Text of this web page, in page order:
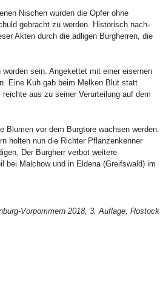
Nischen wurden die Opfer ohne
gebracht zu werden. Historisch nach-
Akten durch die adligen Burgherren, die
sein. Angekettet mit einer eisernen
Eine Kuh gab beim Melken Blut statt
aus zu seiner Verurteilung auf dem
Blumen vor dem Burgtore wachsen werden.
holten nun die Richter Pflanzenkenner
Der Burgherr verbot weitere
bei Malchow und in Eldena (Greifswald) im
Vorpommern 2018, 3. Auflage, Rostock